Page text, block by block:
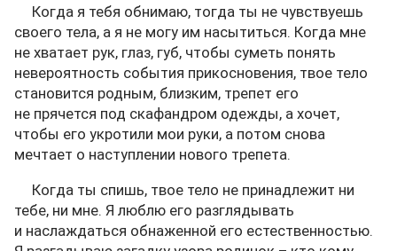
Когда я тебя обнимаю, тогда ты не чувствуешь
своего тела, а я не могу им насытиться. Когда мне
не хватает рук, глаз, губ, чтобы суметь понять
невероятность события прикосновения, твое тело
становится родным, близким, трепет его
не прячется под скафандром одежды, а хочет,
чтобы его укротили мои руки, а потом снова
мечтает о наступлении нового трепета.
Когда ты спишь, твое тело не принадлежит ни
тебе, ни мне. Я люблю его разглядывать
и наслаждаться обнаженной его естественностью.